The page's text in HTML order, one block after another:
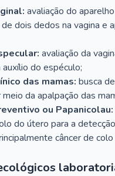
avaliação do
dois dedos na vagina e
avaliação da
do espéculo;
das mamas: busca
da apalpação das
ou Papanicolau:
do útero para a
câncer de